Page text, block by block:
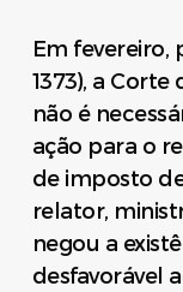
Em fevereiro,
1373), a
não é
ação para o
de imposto
relator,
negou a
desfavorável